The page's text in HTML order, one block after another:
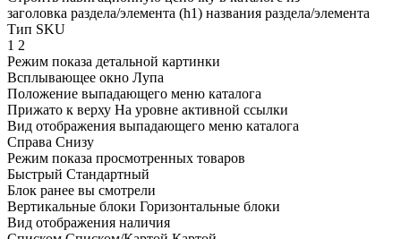
заголовка раздела/элемента (h1) названия раздела/элемента
Тип SKU
1 2
Режим показа детальной картинки
Всплывающее окно Лупа
Положение выпадающего меню каталога
Прижато к верху На уровне активной ссылки
Вид отображения выпадающего меню каталога
Справа Снизу
Режим показа просмотренных товаров
Быстрый Стандартный
Блок ранее вы смотрели
Вертикальные блоки Горизонтальные блоки
Вид отображения наличия